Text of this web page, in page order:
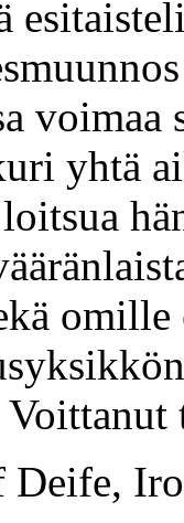
voimaa
yhtä
Deife,